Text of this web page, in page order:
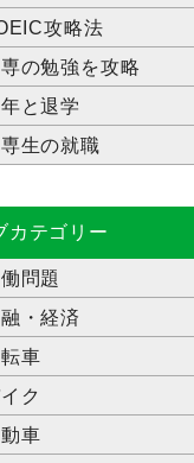
攻略法
の勉強を攻略
と退学
生の就職
カテゴリー
問題
・経済
車
ク
車